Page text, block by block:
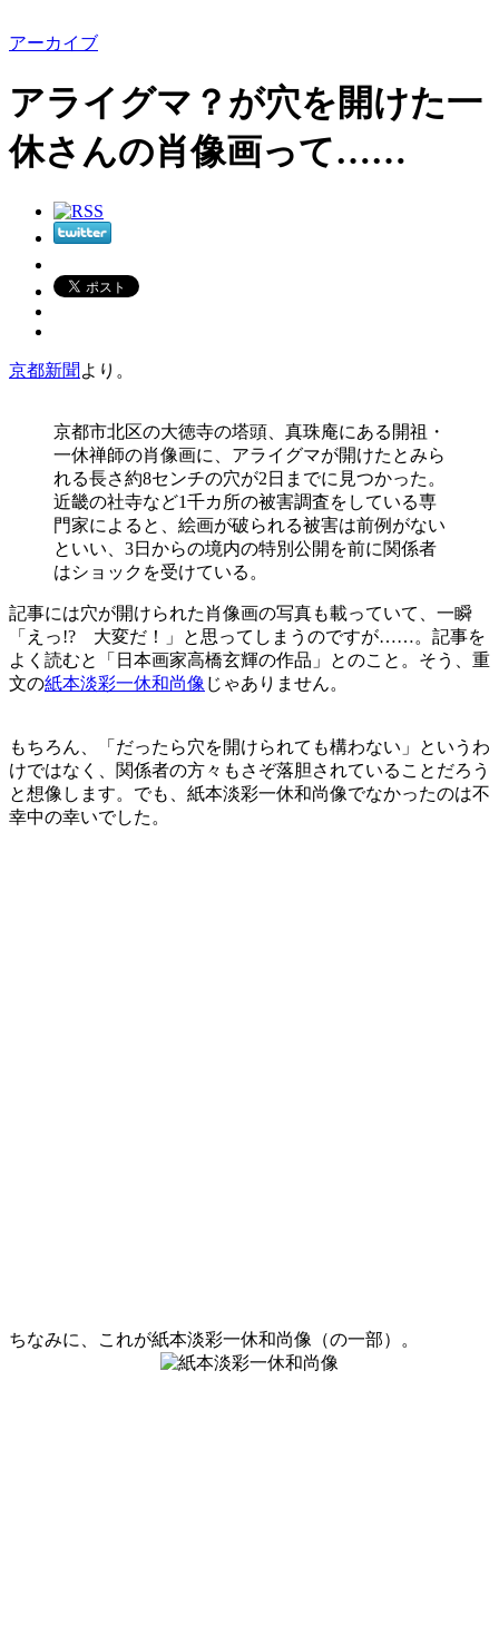
アーカイブ
アライグマ？が穴を開けた一
休さんの肖像画って……
京都新聞 より。
京都市北区の大徳寺の塔頭、真珠庵にある開祖・
一休禅師の肖像画に、アライグマが開けたとみら
れる長さ約8センチの穴が2日までに見つかった。
近畿の社寺など1千カ所の被害調査をしている専
門家によると、絵画が破られる被害は前例がない
といい、3日からの境内の特別公開を前に関係者
はショックを受けている。
記事には穴が開けられた肖像画の写真も載っていて、一瞬
「えっ!? 大変だ！」と思ってしまうのですが……。記事を
よく読むと「日本画家高橋玄輝の作品」とのこと。そう、重
文の紙本淡彩一休和尚像 じゃありません。
もちろん、「だったら穴を開けられても構わない」というわ
けではなく、関係者の方々もさぞ落胆されていることだろう
と想像します。でも、紙本淡彩一休和尚像でなかったのは不
幸中の幸いでした。
ちなみに、これが紙本淡彩一休和尚像（の一部）。